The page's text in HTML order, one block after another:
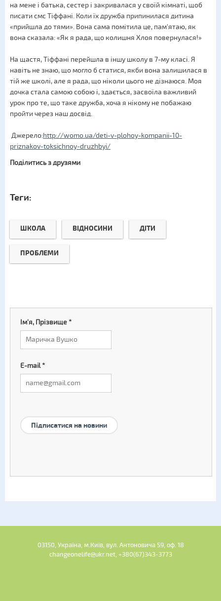
на мене і батька, сестер і закривалася у своїй кімнаті, щоб
писати смс Тіффані. Коли їх дружба припинилася дитина
«прийшла до тями». Вона сама помітила це, пам'ятаю, як
вона сказала: «Як я рада, що колишня Хлоя повернулася!»
На щастя, Тіффані перейшла в іншу школу в 7-му класі. Я
навіть не знаю, що могло б статися, якби вона залишилася в
тій же школі, але я рада, що ніколи цього не дізнаюся. Моя
дочка стала самою собою і, здається, засвоїла важливий
урок про те, що таке дружба, хоча я нікому не побажаю
пройти через наш досвід.
Джерело:http://womo.ua/deti-v-plohoy-kompanii-10-
priznakov-toksichnoy-druzhbyi/
Поділитись з друзями
Теги:
ШКОЛА ВІДНОСИНИ ДІТИ
ПРОБЛЕМИ
Ім'я, Прізвище*
E-mail*
Підписатися на новини
03150, Україна, м.Київ, вул. Антоновича 59, оф. 18
changeonelife@ukr.net, +380(67)343-3773